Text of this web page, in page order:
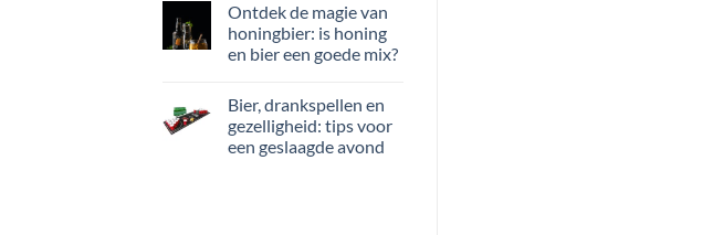
Ontdek de magie van
honingbier: is honing
en bier een goede mix?
Bier, drankspellen en
gezelligheid: tips voor
een geslaagde avond